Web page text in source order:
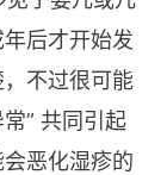
后才开始发
不过很可能
” 共同引起
恶化湿疹的